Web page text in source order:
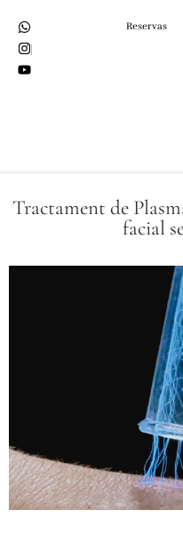
Reservas
Tractament de
facial